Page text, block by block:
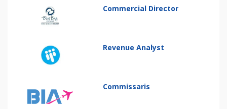
Commercial Director
Revenue Analyst
Commissaris